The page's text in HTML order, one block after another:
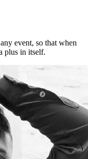
event, so that when
plus in itself.